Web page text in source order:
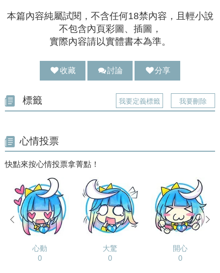
本篇內容純屬試閱，不含任何18禁內容，且輕小說
不包含內頁彩圖、插圖，
實際內容請以實體書本為準。
收藏 討論 分享 :
分享
標籤 我要定義標籤 我要刪除
心情投票
快點來按心情投票拿菁點！
心動
0
大驚
0
開心
0
prev next